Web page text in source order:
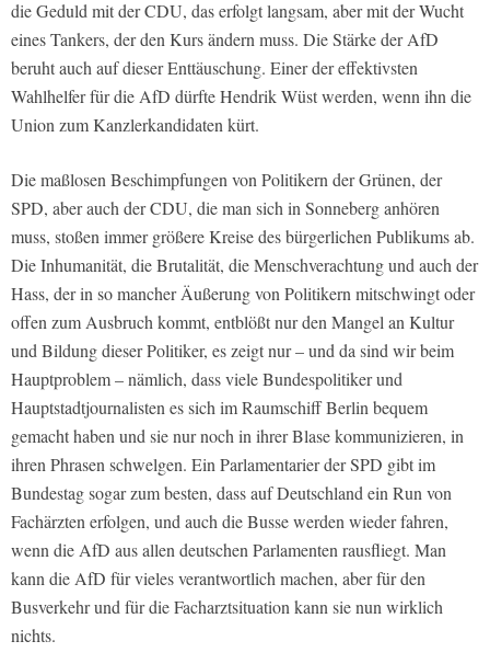
die Geduld mit der CDU, das erfolgt langsam, aber mit der Wucht
eines Tankers, der den Kurs ändern muss. Die Stärke der AfD
beruht auch auf dieser Enttäuschung. Einer der effektivsten
Wahlhelfer für die AfD dürfte Hendrik Wüst werden, wenn ihn die
Union zum Kanzlerkandidaten kürt.
Die maßlosen Beschimpfungen von Politikern der Grünen, der
SPD, aber auch der CDU, die man sich in Sonneberg anhören
muss, stoßen immer größere Kreise des bürgerlichen Publikums ab.
Die Inhumanität, die Brutalität, die Menschverachtung und auch der
Hass, der in so mancher Äußerung von Politikern mitschwingt oder
offen zum Ausbruch kommt, entblößt nur den Mangel an Kultur
und Bildung dieser Politiker, es zeigt nur – und da sind wir beim
Hauptproblem – nämlich, dass viele Bundespolitiker und
Hauptstadtjournalisten es sich im Raumschiff Berlin bequem
gemacht haben und sie nur noch in ihrer Blase kommunizieren, in
ihren Phrasen schwelgen. Ein Parlamentarier der SPD gibt im
Bundestag sogar zum besten, dass auf Deutschland ein Run von
Fachärzten erfolgen, und auch die Busse werden wieder fahren,
wenn die AfD aus allen deutschen Parlamenten rausfliegt. Man
kann die AfD für vieles verantwortlich machen, aber für den
Busverkehr und für die Facharztsituation kann sie nun wirklich
nichts.